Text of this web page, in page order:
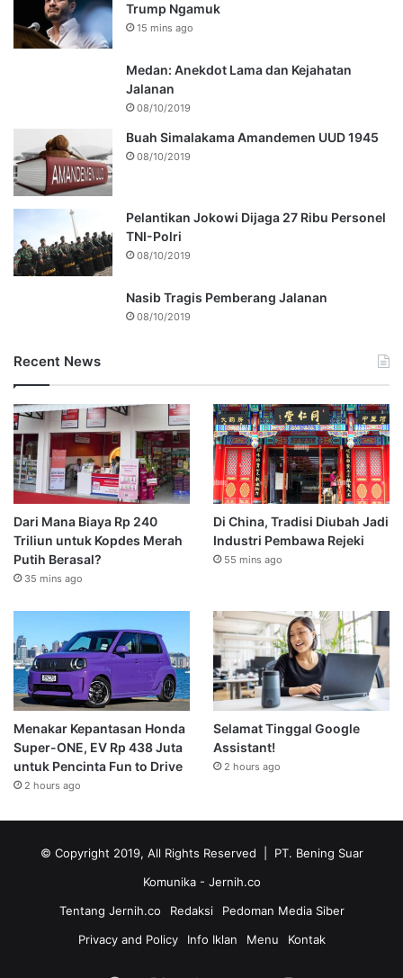
Trump Ngamuk
15 mins ago
Medan: Anekdot Lama dan Kejahatan
Jalanan
08/10/2019
Buah Simalakama Amandemen UUD 1945
08/10/2019
Pelantikan Jokowi Dijaga 27 Ribu Personel
TNI-Polri
08/10/2019
Nasib Tragis Pemberang Jalanan
08/10/2019
Recent News
Dari Mana Biaya Rp 240
Triliun untuk Kopdes Merah
Putih Berasal?
35 mins ago
Di China, Tradisi Diubah Jadi
Industri Pembawa Rejeki
55 mins ago
Menakar Kepantasan Honda
Super-ONE, EV Rp 438 Juta
untuk Pencinta Fun to Drive
2 hours ago
Selamat Tinggal Google
Assistant!
2 hours ago
© Copyright 2019, All Rights Reserved | PT. Bening Suar
Komunika - Jernih.co
Tentang Jernih.co
Redaksi
Pedoman Media Siber
Privacy and Policy
Info Iklan Menu Kontak